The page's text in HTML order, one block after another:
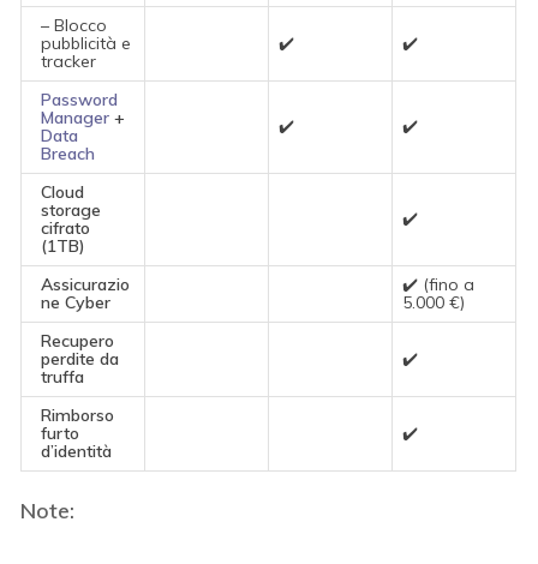
– Blocco
pubblicità e
tracker
✔️ ✔️
Password
Manager +
Data
Breach
✔️ ✔️
Cloud
storage
cifrato
(1TB)
✔️
Assicurazio
ne Cyber
✔️ (fino a
5.000 €)
Recupero
perdite da
truffa
✔️
Rimborso
furto
d’identità
✔️
Note: